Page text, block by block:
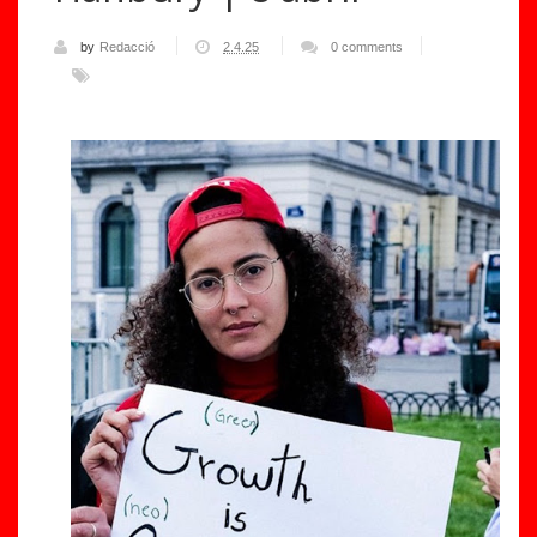
by Redacció 2.4.25 0 comments